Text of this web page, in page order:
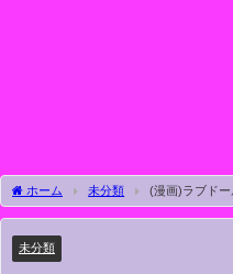
ホーム 未分類
(漫画)ラブドー
(マンガで分かる)
未分類